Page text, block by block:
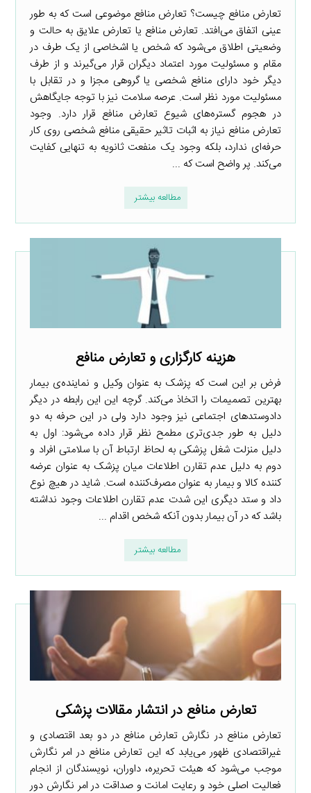
تعارض منافع چیست؟ تعارض منافع موضوعی است که به طور
عینی اتفاق می‌افتد. تعارض منافع یا تعارض علایق به حالت و
وضعیتی اطلاق می‌شود که شخص یا اشخاصی از یک طرف در
مقام و مسئولیت مورد اعتماد دیگران قرار می‌گیرند و از طرف
دیگر خود دارای منافع شخصی یا گروهی مجزا و در تقابل با
مسئولیت مورد نظر است. عرصه سلامت نیز با توجه جایگاهش
در هجوم گستره‌های شیوع تعارض منافع قرار دارد. وجود
تعارض منافع نیاز به اثبات تاثیر حقیقی منافع شخصی روی کار
حرفه‌ای ندارد، بلکه وجود یک منفعت ثانویه به تنهایی کفایت
می‌کند. پر واضح است که ...
مطالعه بیشتر
هزینه کارگزاری و تعارض منافع
فرض بر این است که پزشک به عنوان وکیل و نماینده‌ی بیمار
بهترین تصمیمات را اتخاذ می‌کند. گرچه این این رابطه در دیگر
دادوستدهای اجتماعی نیز وجود دارد ولی در این حرفه به دو
دلیل به طور جدی‌تری مطمح نظر قرار داده می‌شود: اول به
دلیل منزلت شغل پزشکی به لحاظ ارتباط آن با سلامتی افراد و
دوم به دلیل عدم تقارن اطلاعات میان پزشک به عنوان عرضه
کننده کالا و بیمار به عنوان مصرف‌کننده است. شاید در هیچ نوع
داد و ستد دیگری این شدت عدم تقارن اطلاعات وجود نداشته
باشد که در آن بیمار بدون آنکه شخص اقدام ...
مطالعه بیشتر
تعارض منافع در انتشار مقالات پزشکی
تعارض منافع در نگارش تعارض منافع در دو بعد اقتصادی و
غیراقتصادی ظهور می‌یابد که این تعارض منافع در امر نگارش
موجب می‌شود که هیئت تحریره، داوران، نویسندگان از انجام
فعالیت اصلی خود و رعایت امانت و صداقت در امر نگارش دور